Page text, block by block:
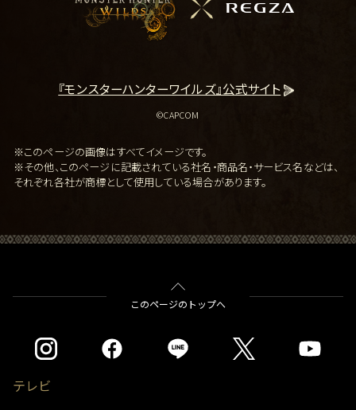
『モンスターハンターワイルズ』公式サイト
©︎CAPCOM
※このページの画像はすべてイメージです。
※その他、このページに記載されている社名・商品名・サービス名などは、
それぞれ各社が商標として使用している場合があります。
このページのトップへ
テレビ